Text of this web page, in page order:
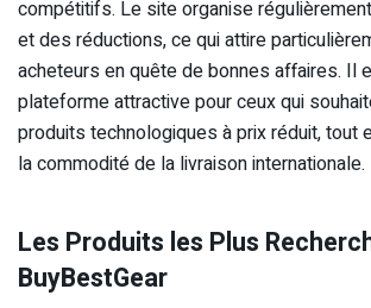
compétitifs. Le site organise
et des réductions, ce qui attire
acheteurs en quête de bonnes affaires. Il
plateforme attractive pour ceux qui
produits technologiques à prix réduit, tout
la commodité de la livraison internationale.
Les Produits les Plus
BuyBestGear